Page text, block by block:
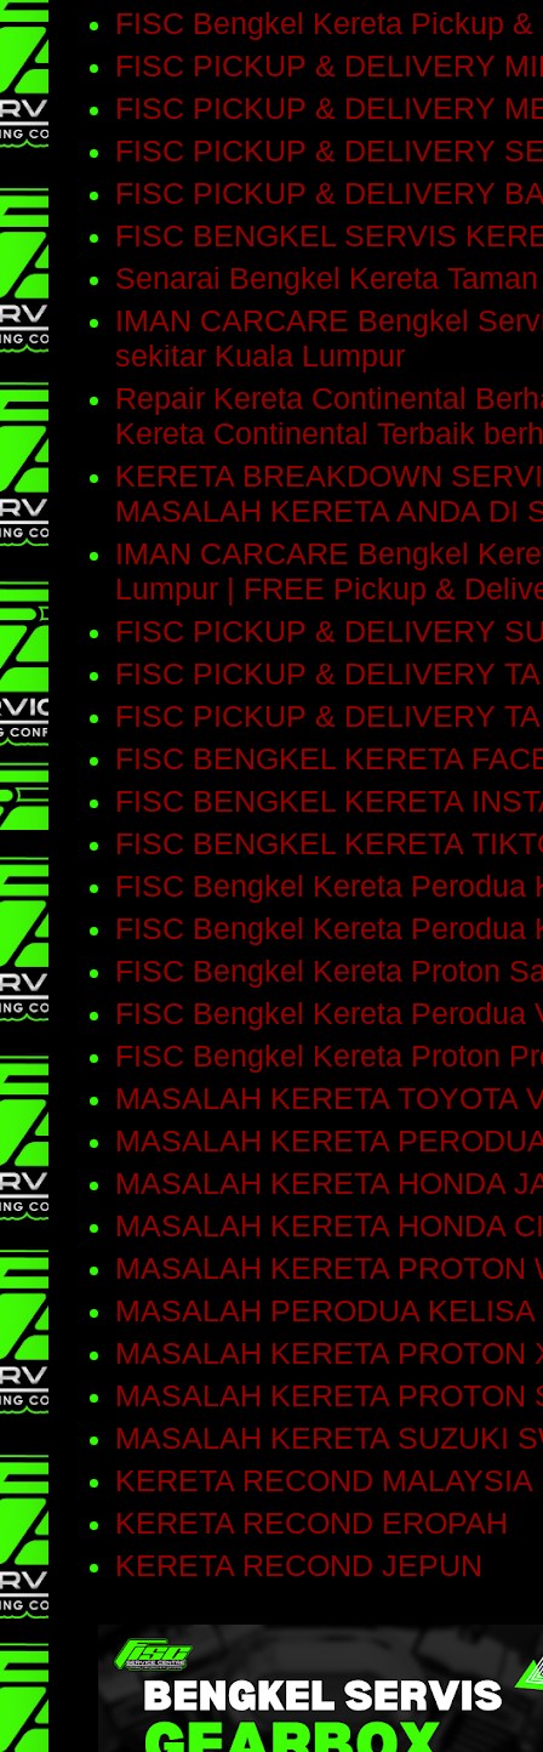
FISC Bengkel Kereta Pickup
FISC PICKUP & DELIVERY
FISC PICKUP & DELIVERY
FISC PICKUP & DELIVERY
FISC PICKUP & DELIVERY
FISC BENGKEL SERVIS
Senarai Bengkel Kereta
IMAN CARCARE Bengkel
sekitar Kuala Lumpur
Repair Kereta Continental
Kereta Continental Terbaik
KERETA BREAKDOWN
MASALAH KERETA ANDA DI
IMAN CARCARE Bengkel
Lumpur | FREE Pickup &
FISC PICKUP & DELIVERY
FISC PICKUP & DELIVERY
FISC PICKUP & DELIVERY
FISC BENGKEL KERETA
FISC BENGKEL KERETA
FISC BENGKEL KERETA
FISC Bengkel Kereta Perodua
FISC Bengkel Kereta Perodua
FISC Bengkel Kereta Proton
FISC Bengkel Kereta Perodua
FISC Bengkel Kereta Proton
MASALAH KERETA TOYOTA
MASALAH KERETA
MASALAH KERETA HONDA
MASALAH KERETA HONDA
MASALAH KERETA PROTON
MASALAH PERODUA KELISA
MASALAH KERETA PROTON
MASALAH KERETA PROTON
MASALAH KERETA SUZUKI
KERETA RECOND MALAYSIA
KERETA RECOND EROPAH
KERETA RECOND JEPUN